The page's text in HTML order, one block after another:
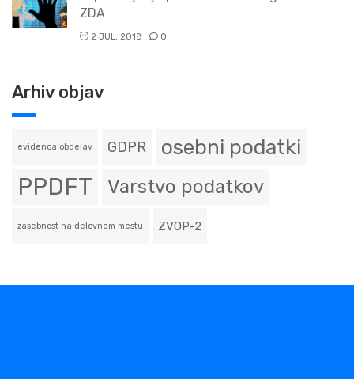
ZDA
2 JUL, 2018 0
Arhiv objav
evidenca obdelav GDPR osebni podatki
PPDFT Varstvo podatkov
zasebnost na delovnem mestu ZVOP-2